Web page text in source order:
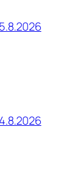
5.8.2026
4.8.2026